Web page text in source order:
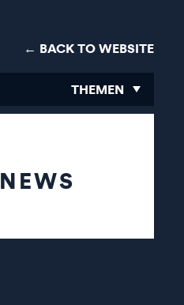
← BACK TO WEBSITE
THEMEN
NEWS